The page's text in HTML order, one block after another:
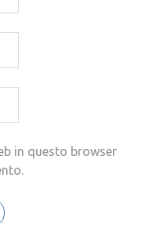
in questo browser